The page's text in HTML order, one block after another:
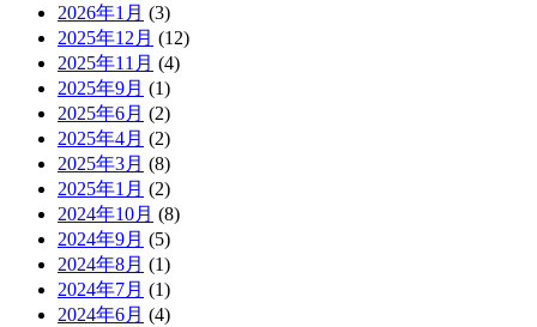
2026年1月 (3)
2025年12月 (12)
2025年11月 (4)
2025年9月 (1)
2025年6月 (2)
2025年4月 (2)
2025年3月 (8)
2025年1月 (2)
2024年10月 (8)
2024年9月 (5)
2024年8月 (1)
2024年7月 (1)
2024年6月 (4)